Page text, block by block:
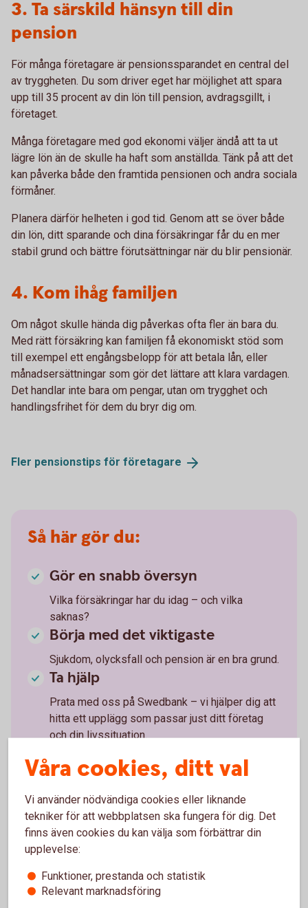
3. Ta särskild hänsyn till din
pension
För många företagare är pensionssparandet en central del
av tryggheten. Du som driver eget har möjlighet att spara
upp till 35 procent av din lön till pension, avdragsgillt, i
företaget.
Många företagare med god ekonomi väljer ändå att ta ut
lägre lön än de skulle ha haft som anställda. Tänk på att det
kan påverka både den framtida pensionen och andra sociala
förmåner.
Planera därför helheten i god tid. Genom att se över både
din lön, ditt sparande och dina försäkringar får du en mer
stabil grund och bättre förutsättningar när du blir pensionär.
4. Kom ihåg familjen
Om något skulle hända dig påverkas ofta fler än bara du.
Med rätt försäkring kan familjen få ekonomiskt stöd som
till exempel ett engångsbelopp för att betala lån, eller
månadsersättningar som gör det lättare att klara vardagen.
Det handlar inte bara om pengar, utan om trygghet och
handlingsfrihet för dem du bryr dig om.
Fler pensionstips för företagare
Så här gör du:
Gör en snabb översyn
Vilka försäkringar har du idag – och vilka
saknas?
Börja med det viktigaste
Sjukdom, olycksfall och pension är en bra grund.
Ta hjälp
Prata med oss på Swedbank – vi hjälper dig att
hitta ett upplägg som passar just ditt företag
och din livssituation.
Tjänstepension och
trygghetsförsäkringar till företaget
Se till att ta hand om dig själv och dina anställda.
Våra cookies, ditt val
Vi använder nödvändiga cookies eller liknande
tekniker för att webbplatsen ska fungera för dig. Det
finns även cookies du kan välja som förbättrar din
upplevelse:
Funktioner, prestanda och statistik
Relevant marknadsföring